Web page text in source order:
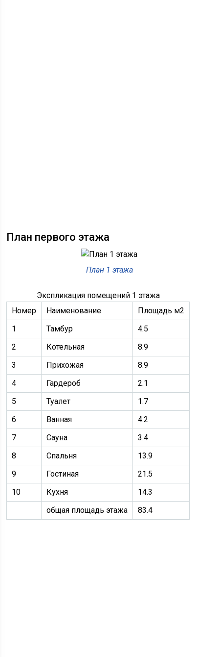
План первого этажа
План 1 этажа
Экспликация помещений 1 этажа
Номер
Наименование
Площадь м2
1
Тамбур
4.5
2
Котельная
8.9
3
Прихожая
8.9
4
Гардероб
2.1
5
Туалет
1.7
6
Ванная
4.2
7
Сауна
3.4
8
Спальня
13.9
9
Гостиная
21.5
10
Кухня
14.3
общая площадь этажа
83.4